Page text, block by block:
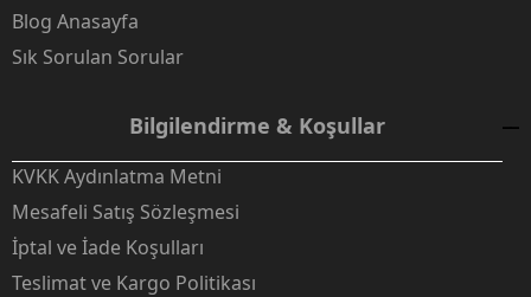
Blog Anasayfa
Sık Sorulan Sorular
Bilgilendirme & Koşullar
KVKK Aydınlatma Metni
Mesafeli Satış Sözleşmesi
İptal ve İade Koşulları
Teslimat ve Kargo Politikası